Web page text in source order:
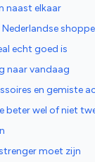
naast elkaar
echt goed is
naar vandaag
en gemiste
beter wel of niet
moet zijn